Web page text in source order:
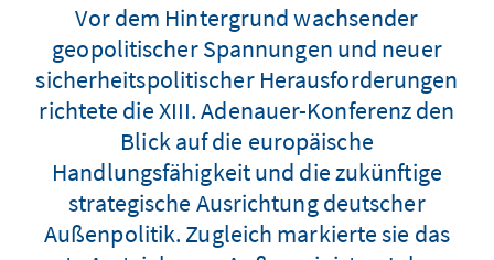
Vor dem Hintergrund wachsender
geopolitischer Spannungen und neuer
sicherheitspolitischer Herausforderungen
richtete die XIII. Adenauer-Konferenz den
Blick auf die europäische
Handlungsfähigkeit und die zukünftige
strategische Ausrichtung deutscher
Außenpolitik. Zugleich markierte sie das